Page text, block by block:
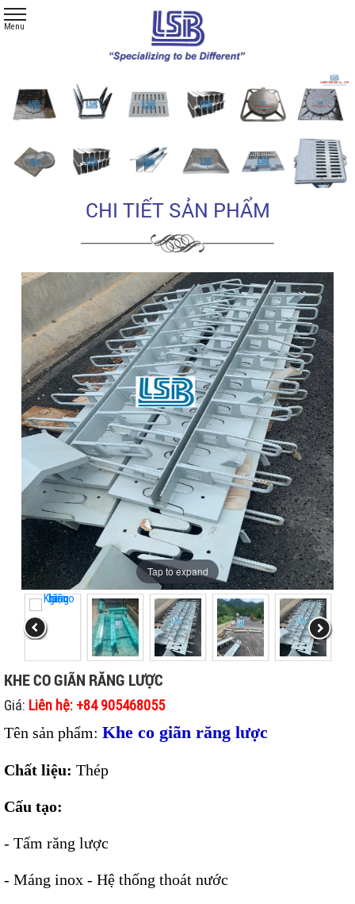
CHI TIẾT SẢN PHẨM
Tap to expand
KHE CO GIÃN RĂNG LƯỢC
Giá: Liên hệ: +84 905468055
Tên sản phẩm: Khe co giãn răng lược
Chất liệu: Thép
Cấu tạo:
- Tấm răng lược
- Máng inox - Hệ thống thoát nước